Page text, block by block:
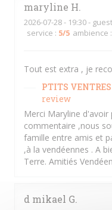
maryline H
2026-07-28- 19:30 -
service : 5/5 ambience :
Tout est extra , je
PTITS VENTRES
review
Merci Maryline d'avoir
commentaire ,nous
famille entre amis et
,à la vendéennes . A
Terre. Amitiés
d mikael G